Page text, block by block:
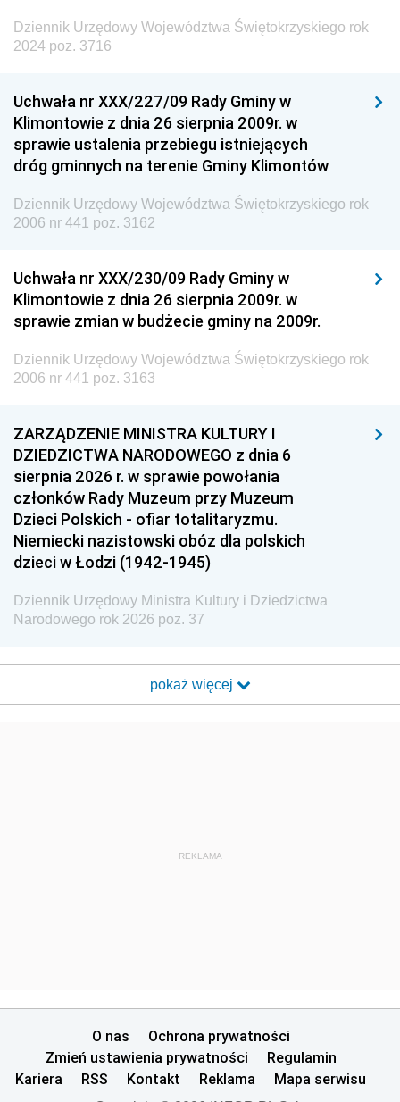
Dziennik Urzędowy Województwa Świętokrzyskiego rok
2024 poz. 3716
Uchwała nr XXX/227/09 Rady Gminy w
Klimontowie z dnia 26 sierpnia 2009r. w
sprawie ustalenia przebiegu istniejących
dróg gminnych na terenie Gminy Klimontów
Dziennik Urzędowy Województwa Świętokrzyskiego rok
2006 nr 441 poz. 3162
Uchwała nr XXX/230/09 Rady Gminy w
Klimontowie z dnia 26 sierpnia 2009r. w
sprawie zmian w budżecie gminy na 2009r.
Dziennik Urzędowy Województwa Świętokrzyskiego rok
2006 nr 441 poz. 3163
ZARZĄDZENIE MINISTRA KULTURY I
DZIEDZICTWA NARODOWEGO z dnia 6
sierpnia 2026 r. w sprawie powołania
członków Rady Muzeum przy Muzeum
Dzieci Polskich - ofiar totalitaryzmu.
Niemiecki nazistowski obóz dla polskich
dzieci w Łodzi (1942-1945)
Dziennik Urzędowy Ministra Kultury i Dziedzictwa
Narodowego rok 2026 poz. 37
pokaż więcej
REKLAMA
O nas
Ochrona prywatności
Zmień ustawienia prywatności
Regulamin
Kariera
RSS Kontakt Reklama Mapa serwisu